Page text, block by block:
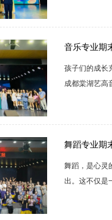
音乐专业期
孩子们的成长
成都棠湖艺高
舞蹈专业期
舞蹈，是心灵
出。这不仅是